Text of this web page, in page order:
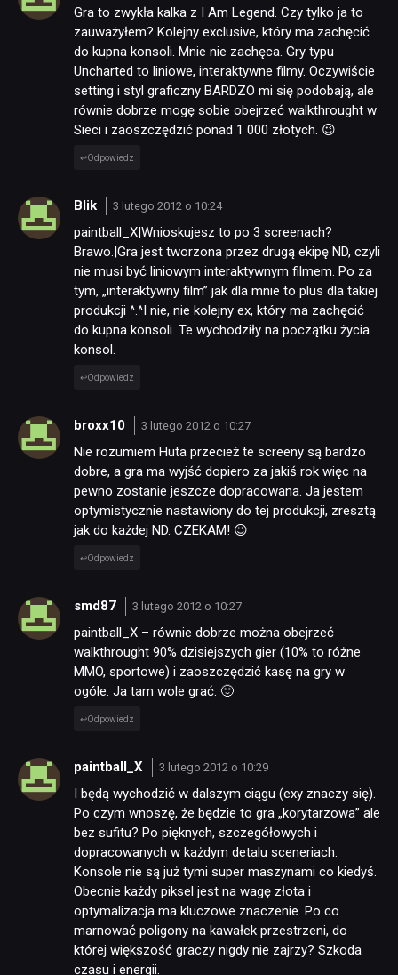
RECENZJE
PUBLICYSTYKA
KULTURA
Gra to zwykła kalka z I Am Legend. Czy tylko ja to
zauważyłem? Kolejny exclusive, który ma zachęcić
do kupna konsoli. Mnie nie zachęca. Gry typu
Uncharted to liniowe, interaktywne filmy. Oczywiście
setting i styl graficzny BARDZO mi się podobają, ale
równie dobrze mogę sobie obejrzeć walkthrought w
Sieci i zaoszczędzić ponad 1 000 złotych. 😉
Odpowiedz
Blik 3 lutego 2012 o 10:24
paintball_X|Wnioskujesz to po 3 screenach?
Brawo.|Gra jest tworzona przez drugą ekipę ND, czyli
nie musi być liniowym interaktywnym filmem. Po za
tym, „interaktywny film” jak dla mnie to plus dla takiej
produkcji ^.^I nie, nie kolejny ex, który ma zachęcić
do kupna konsoli. Te wychodziły na początku życia
konsol.
Odpowiedz
broxx10 3 lutego 2012 o 10:27
Nie rozumiem Huta przecież te screeny są bardzo
dobre, a gra ma wyjść dopiero za jakiś rok więc na
pewno zostanie jeszcze dopracowana. Ja jestem
optymistycznie nastawiony do tej produkcji, zresztą
jak do każdej ND. CZEKAM! 😉
Odpowiedz
smd87 3 lutego 2012 o 10:27
paintball_X – równie dobrze można obejrzeć
walkthrought 90% dzisiejszych gier (10% to różne
MMO, sportowe) i zaoszczędzić kasę na gry w
ogóle. Ja tam wole grać. 🙂
Odpowiedz
paintball_X 3 lutego 2012 o 10:29
I będą wychodzić w dalszym ciągu (exy znaczy się).
Po czym wnoszę, że będzie to gra „korytarzowa” ale
bez sufitu? Po pięknych, szczegółowych i
dopracowanych w każdym detalu sceneriach.
Konsole nie są już tymi super maszynami co kiedyś.
Obecnie każdy piksel jest na wagę złota i
optymalizacja ma kluczowe znaczenie. Po co
marnować poligony na kawałek przestrzeni, do
której większość graczy nigdy nie zajrzy? Szkoda
czasu i energii.